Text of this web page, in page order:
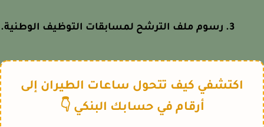
رسوم ملف الترشح لمسابقات التوظيف الوطنية.
اكتشفي كيف تتحول ساعات الطيران إلى
أرقام في حسابك البنكي 👇